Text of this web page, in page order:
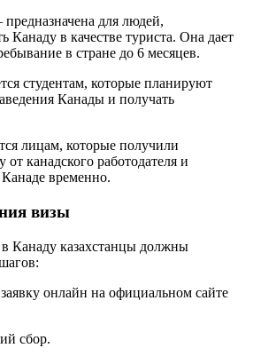
предназначена для людей,
Канаду в качестве туриста. Она дает
в стране до 6 месяцев.
студентам, которые планируют
Канады и получать
лицам, которые получили
канадского работодателя и
временно.
визы
Канаду казахстанцы должны
онлайн на официальном сайте
сбор.